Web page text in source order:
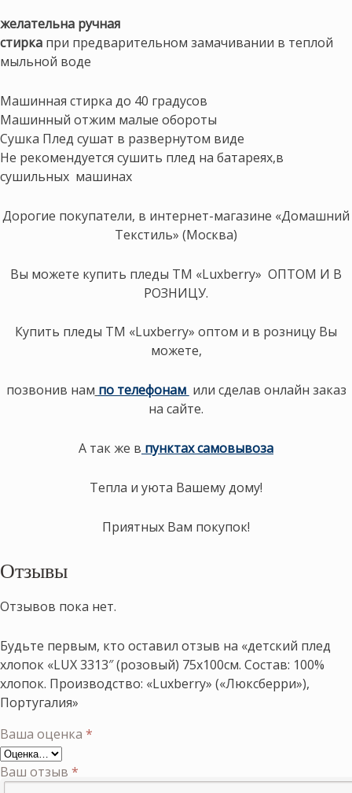
желательна ручная
стирка при предварительном замачивании в теплой
мыльной воде
Машинная стирка до 40 градусов
Машинный отжим малые обороты
Сушка Плед сушат в развернутом виде
Не рекомендуется сушить плед на батареях,в
сушильных машинах
Дорогие покупатели, в интернет-магазине «Домашний
Текстиль» (Москва)
Вы можете купить пледы ТМ «Luxberry» ОПТОМ И В
РОЗНИЦУ.
Купить пледы ТМ «Luxberry» оптом и в розницу Вы
можете,
позвонив нам по телефонам или сделав онлайн заказ
на сайте.
А так же в пунктах самовывоза
Тепла и уюта Вашему дому!
Приятных Вам покупок!
Отзывы
Отзывов пока нет.
Будьте первым, кто оставил отзыв на «детский плед
хлопок «LUX 3313″ (розовый) 75х100см. Состав: 100%
хлопок. Производство: «Luxberry» («Люксберри»),
Португалия»
Ваша оценка *
Ваш отзыв *